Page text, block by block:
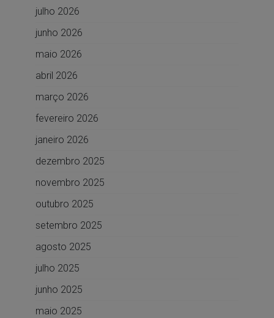
julho 2026
junho 2026
maio 2026
abril 2026
março 2026
fevereiro 2026
janeiro 2026
dezembro 2025
novembro 2025
outubro 2025
setembro 2025
agosto 2025
julho 2025
junho 2025
maio 2025